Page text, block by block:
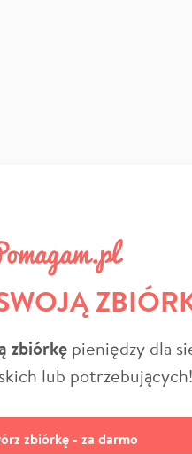
zbiórkępieniędzy dla
lub potrzebujących!
zbiórkę - za darmo